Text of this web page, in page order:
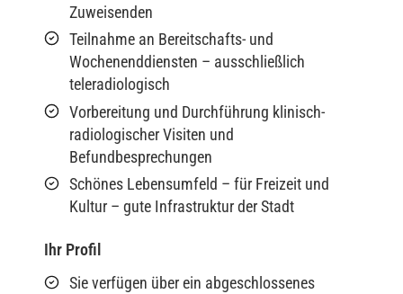
Zuweisenden
Teilnahme an Bereitschafts- und
Wochenenddiensten – ausschließlich
teleradiologisch
Vorbereitung und Durchführung klinisch-
radiologischer Visiten und
Befundbesprechungen
Schönes Lebensumfeld – für Freizeit und
Kultur – gute Infrastruktur der Stadt
Ihr Profil
Sie verfügen über ein abgeschlossenes